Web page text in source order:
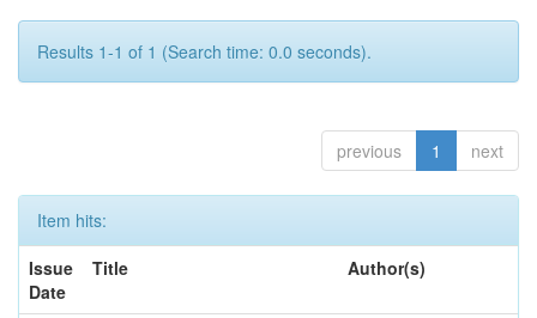
Results 1-1 of 1 (Search time: 0.0 seconds).
previous 1 next
Item hits:
Issue
Date
Title Author(s)